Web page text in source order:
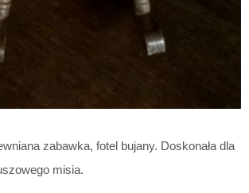
zabawka, fotel bujany. Doskonała dla
misia.